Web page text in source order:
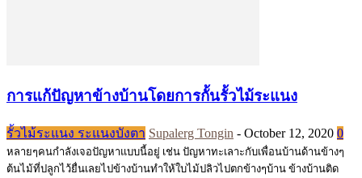
การแก้ปัญหาข้างบ้านโดยการกั้นรั้วไม้ระแนง
รั้วไม้ระแนง ระแนงบังตา Supalerg Tongin - October 12, 2020 0
หลายๆคนกำลังเจอปัญหาแบบนี้อยู่ เช่น ปัญหาทะเลาะกับเพื่อนบ้านด้านข้างๆ
ต้นไม้ที่ปลูกไว้ยื่นเลยไปข้างบ้านทำให้ใบไม้ปลิวไปตกข้างๆบ้าน ข้างบ้านติด